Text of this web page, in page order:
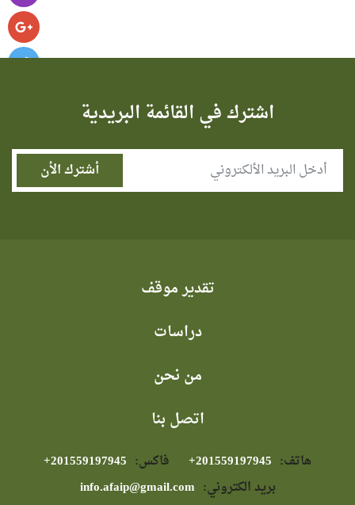
اشترك في القائمة البريدية
تقدير موقف
دراسات
من نحن
اتصل بنا
هاتف: فاكس:
بريد الكتروني: info.afaip@gmail.com